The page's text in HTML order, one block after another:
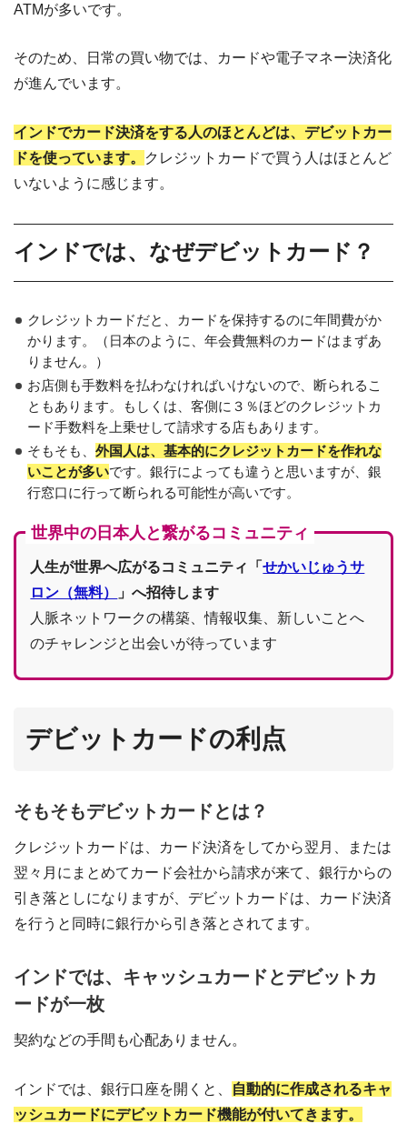
ATMが多いです。
そのため、日常の買い物では、カードや電子マネー決済化
が進んでいます。
インドでカード決済をする人のほとんどは、デビットカー
ドを使っています。
クレジットカードで買う人はほとんど
いないように感じます。
インドでは、なぜデビットカード？
クレジットカードだと、カードを保持するのに年間費がか
かります。（日本のように、年会費無料のカードはまずあ
りません。）
お店側も手数料を払わなければいけないので、断られるこ
ともあります。もしくは、客側に３％ほどのクレジットカ
ード手数料を上乗せして請求する店もあります。
そもそも、外国人は、基本的にクレジットカードを作れな
いことが多いです。銀行によっても違うと思いますが、銀
行窓口に行って断られる可能性が高いです。
世界中の日本人と繋がるコミュニティ
人生が世界へ広がるコミュニティ「せかいじゅうサ
ロン（無料）
」へ招待します
人脈ネットワークの構築、情報収集、新しいことへ
のチャレンジと出会いが待っています
デビットカードの利点
そもそもデビットカードとは？
クレジットカードは、カード決済をしてから翌月、または
翌々月にまとめてカード会社から請求が来て、銀行からの
引き落としになりますが、デビットカードは、カード決済
を行うと同時に銀行から引き落とされてます。
インドでは、キャッシュカードとデビットカ
ードが一枚
契約などの手間も心配ありません。
インドでは、銀行口座を開くと、
自動的に作成されるキャ
ッシュカードにデビットカード機能が付いてきます。